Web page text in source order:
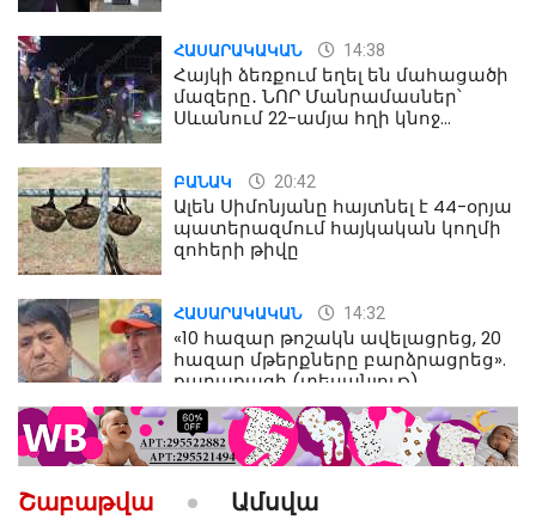
ՀԱՍԱՐԱԿԱԿԱՆ 14:38
Հայկի ձեռքում եղել են մահացածի
մազերը․ ՆՈՐ Մանրամասներ՝
Սևանում 22-ամյա հղի կնոջ
ԲԱՆԱԿ 20:42
Ալեն Սիմոնյանը հայտնել է 44-օրյա
պատերազմում հայկական կողմի
զոհերի թիվը
ՀԱՍԱՐԱԿԱԿԱՆ 14:32
«10 հազար թոշակն ավելացրեց, 20
հազար մթերքները բարձրացրեց».
քաղաքացի (տեսանյութ)
ՔԱՂԱՔԱԿԱՆ 10:52
«Լեզվիդ տալու փոխարեն
արտաբերիր այս երկու
նախադասությունը»․ Իշխան
Շաբաթվա Ամսվա